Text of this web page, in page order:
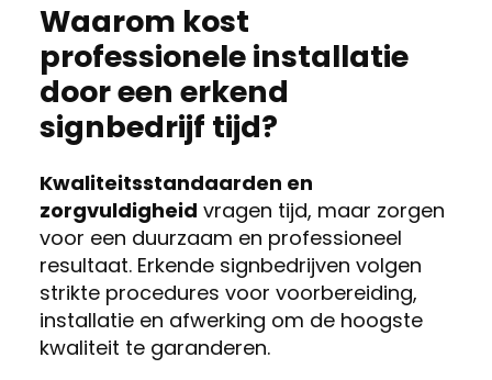
Waarom kost
professionele installatie
door een erkend
signbedrijf tijd?
Kwaliteitsstandaarden en
zorgvuldigheid vragen tijd, maar zorgen
voor een duurzaam en professioneel
resultaat. Erkende signbedrijven volgen
strikte procedures voor voorbereiding,
installatie en afwerking om de hoogste
kwaliteit te garanderen.